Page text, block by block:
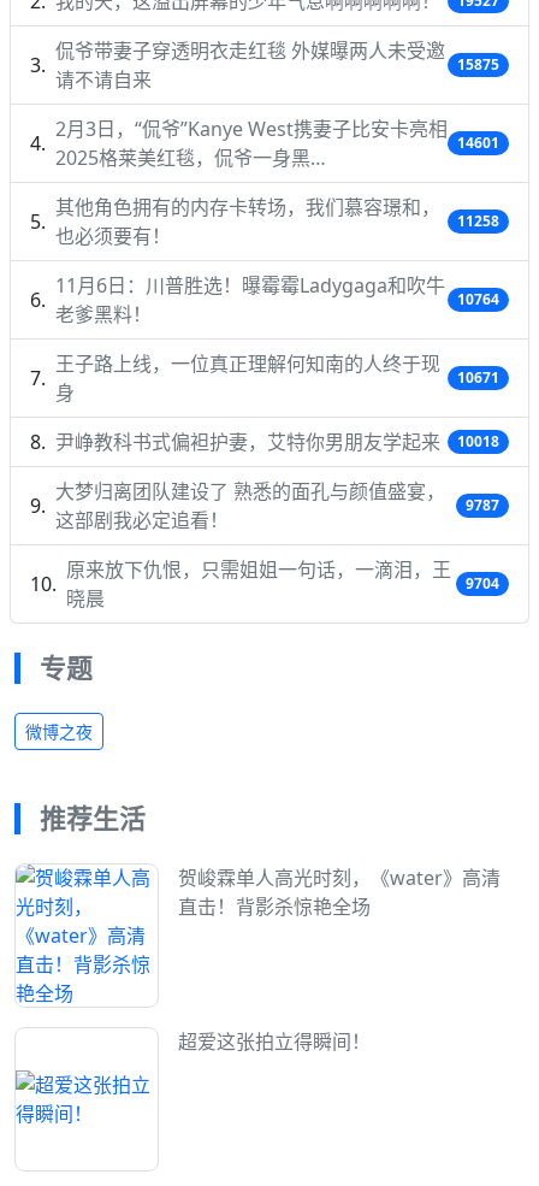
侃爷带妻子穿透明衣走红毯 外媒曝两人未受邀
请不请自来
15875
2月3日，“侃爷”Kanye West携妻子比安卡亮相
2025格莱美红毯，侃爷一身黑…
14601
其他角色拥有的内存卡转场，我们慕容璟和，
也必须要有！
11258
11月6日：川普胜选！曝霉霉Ladygaga和吹牛
老爹黑料！
10764
王子路上线，一位真正理解何知南的人终于现
身
10671
尹峥教科书式偏袒护妻，艾特你男朋友学起来 10018
大梦归离团队建设了 熟悉的面孔与颜值盛宴，
这部剧我必定追看！
9787
原来放下仇恨，只需姐姐一句话，一滴泪，王
晓晨
9704
专题
微博之夜
推荐生活
贺峻霖单人高光时刻，《water》高清
直击！背影杀惊艳全场
超爱这张拍立得瞬间！